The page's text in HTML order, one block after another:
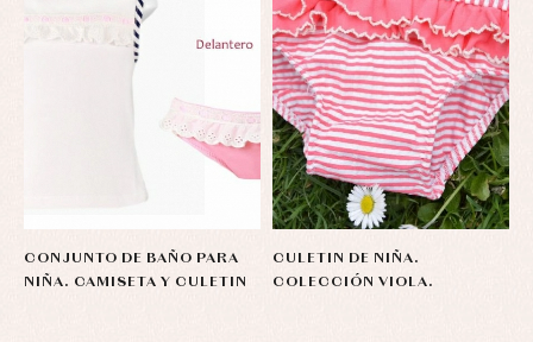
CONJUNTO DE BAÑO PARA
NIÑA. CAMISETA Y CULETIN
CULETIN DE NIÑA.
COLECCIÓN VIOLA.